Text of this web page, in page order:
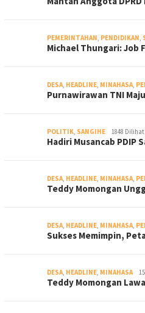
PEMERINTAHAN, PENDIDIKAN,
Michael Thungari: Job
DESA, HEADLINE, MINAHASA,
Purnawirawan TNI
POLITIK, SANGIHE 1848 Dilihat
Hadiri Musancab PDIP
DESA, HEADLINE, MINAHASA,
Teddy Momongan
DESA, HEADLINE, MINAHASA,
Sukses Memimpin,
DESA, HEADLINE, MINAHASA
Teddy Momongan